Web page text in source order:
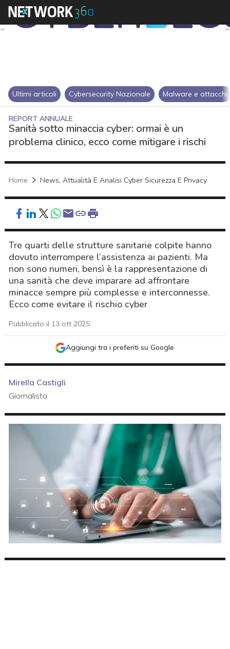
Ultimi articoli Cybersecurity Nazionale Malware e attacchi
REPORT ANNUALE
Sanità sotto minaccia cyber: ormai è un
problema clinico, ecco come mitigare i rischi
Home News, Attualità E Analisi Cyber Sicurezza E Privacy
Tre quarti delle strutture sanitarie colpite hanno
dovuto interrompere l’assistenza ai pazienti. Ma
non sono numeri, bensì è la rappresentazione di
una sanità che deve imparare ad affrontare
minacce sempre più complesse e interconnesse.
Ecco come evitare il rischio cyber
Pubblicato il 13 ott 2025
Aggiungi tra i preferiti su Google
Mirella Castigli
Giornalista